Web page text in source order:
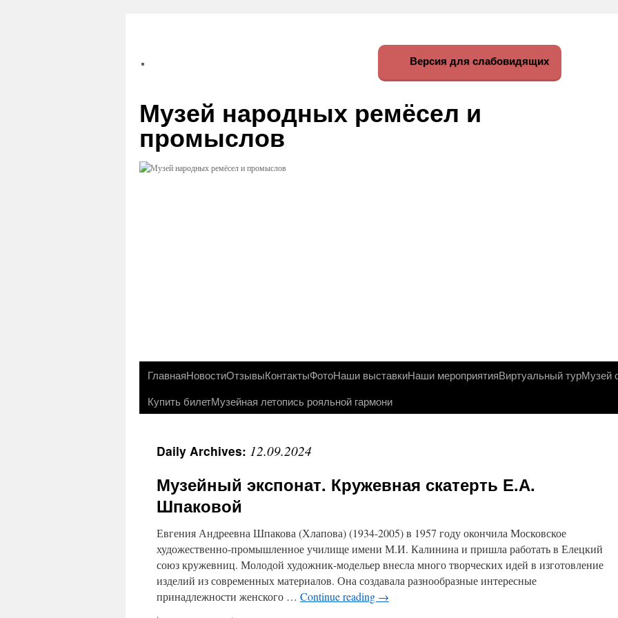
Версия для слабовидящих
Музей народных ремёсел и
промыслов
ГлавнаяНовостиОтзывыКонтактыФотоНаши выставкиНаши мероприятияВиртуальный турМузей
Купить билетМузейная летопись рояльной гармони
Daily Archives: 12.09.2024
Музейный экспонат. Кружевная скатерть Е.А.
Шпаковой
Евгения Андреевна Шпакова (Хлапова) (1934-2005) в 1957 году окончила Московское
художественно-промышленное училище имени М.И. Калинина и пришла работать в Елецкий
союз кружевниц. Молодой художник-модельер внесла много творческих идей в изготовление
изделий из современных материалов. Она создавала разнообразные интересные
принадлежности женского … Continue reading →